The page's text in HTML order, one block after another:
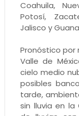
Coahuila,
Potosí,
Jalisco y
Pronóstico por
Valle de
cielo medio
posibles
tarde,
sin lluvia en la